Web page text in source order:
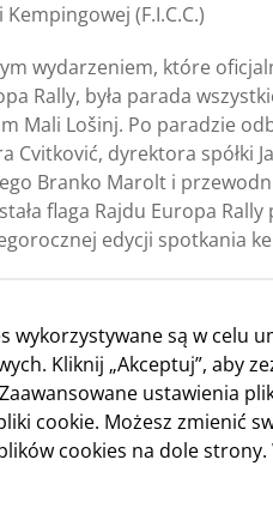
Kempingowej (F.I.C.C.)
wydarzeniem, które
Rally, była parada
Mali Lošinj. Po paradzie
dyrektora spółki
Branko Marolt i
flaga Rajdu Europa Rally
edycji spotkania
wycieczka statkiem na
zorganizowane spacery,
Cres i Valun. Dla
projektu
kolacja oraz program
lokalnego zespołu
swój pobyt ze
wykorzystywane są w celu
Kliknij „Akceptuj”, aby
ustawienia
cookie. Możesz zmienić
cookies na dole strony.